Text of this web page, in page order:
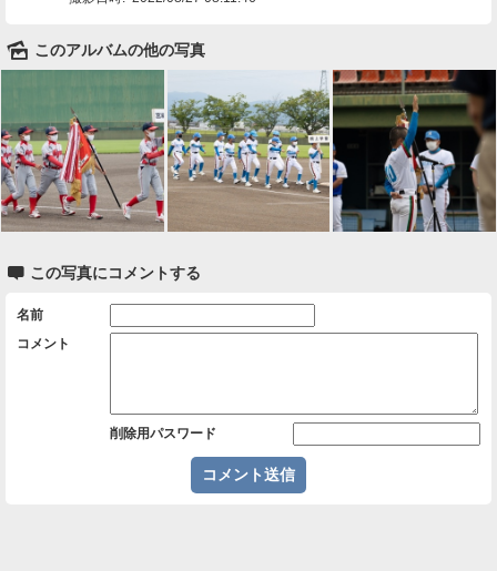
🌄 このアルバムの他の写真
 この写真にコメントする
名前
コメント
削除用パスワード